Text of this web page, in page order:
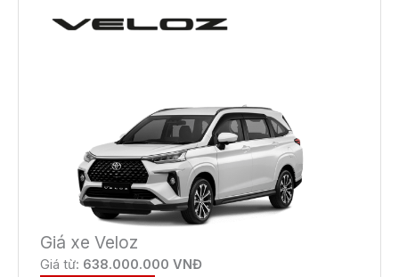
Giá xe Veloz
Giá từ: 638.000.000 VNĐ